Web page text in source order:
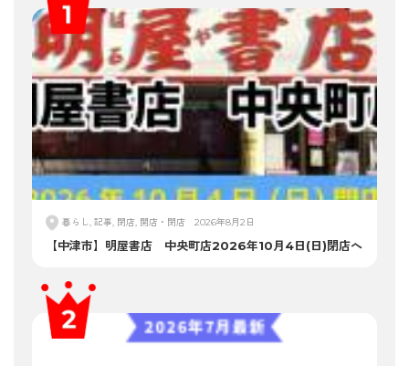
暮らし, 記事, 閉店, 開店・閉店 2026年8月2日
【中津市】明屋書店 中央町店2026年10月4日(日)閉店へ